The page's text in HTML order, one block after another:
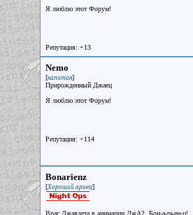
Я люблю этот Форум!
Репутация: +13
Nemo
[капитан]
Прирожденный Джаец
Я люблю этот Форум!
Репутация: +114
Bonarienz
[Хороший ариец]
Враг Джавдета в анимации ДжА2, Бон-а-рьен-ц!